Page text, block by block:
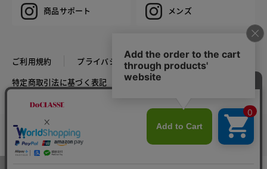
カラー・サイズを選択する
商品サポート メンズ
ご利用規約
プライバシーポリシー
特定商取引法に基づく表記
推奨環境
COPYRIGHT © DoCLASSE ALL RIGHTS RESERVED.